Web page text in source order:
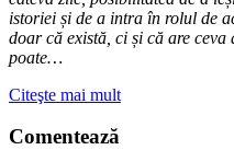
istoriei și de a intra în rolul de
doar că există, ci și că are ceva
poate…
Citeşte mai mult
Comentează